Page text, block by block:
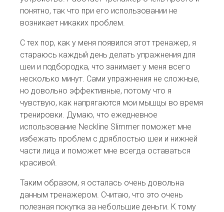
понятно, так что при его использовании не
возникает никаких проблем.
С тех пор, как у меня появился этот тренажер, я
стараюсь каждый день делать упражнения для
шеи и подбородка, что занимает у меня всего
несколько минут. Сами упражнения не сложные,
но довольно эффективные, потому что я
чувствую, как напрягаются мои мышцы во время
тренировки. Думаю, что ежедневное
использование Neckline Slimmer поможет мне
избежать проблем с дряблостью шеи и нижней
части лица и поможет мне всегда оставаться
красивой.
Таким образом, я осталась очень довольна
данным тренажером. Считаю, что это очень
полезная покупка за небольшие деньги. К тому